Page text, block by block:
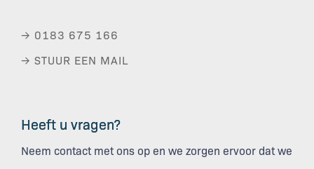
→ 0183 675 166
→ STUUR EEN MAIL
Heeft u vragen?
Neem contact met ons op en we zorgen ervoor dat we